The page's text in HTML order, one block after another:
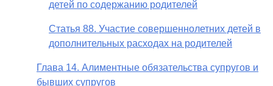
детей по содержанию родителей
Статья 88. Участие совершеннолетних детей в
дополнительных расходах на родителей
Глава 14. Алиментные обязательства супругов и
бывших супругов